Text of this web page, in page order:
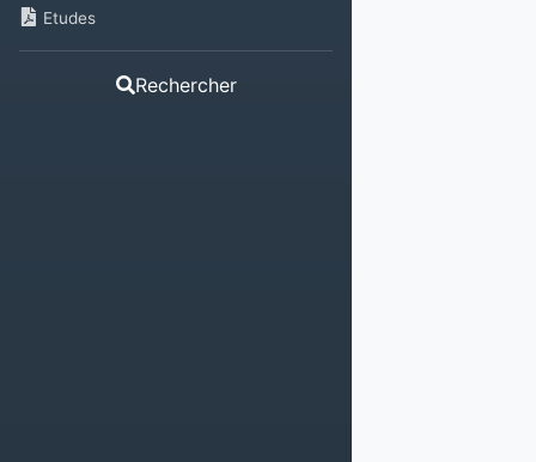
Etudes
Rechercher